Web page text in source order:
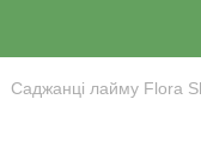
Саджанці лайму Flora